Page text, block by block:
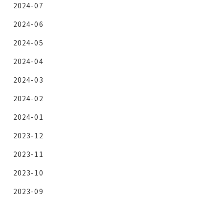
2024-07
2024-06
2024-05
2024-04
2024-03
2024-02
2024-01
2023-12
2023-11
2023-10
2023-09